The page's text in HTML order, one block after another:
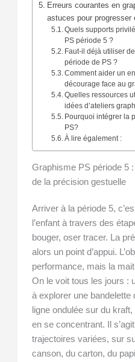
Erreurs courantes en
astuces pour progresser
Quels supports
PS période 5 ?
Faut-il déjà utiliser
période de PS ?
Comment aider un
décourage face au
Quelles ressources
idées d’ateliers
Pourquoi intégrer la
PS?
À lire également :
Graphisme PS période 5
de la précision gestuelle
Arriver à la période 5,
l’enfant à travers des
bouger, oser tracer. La
alors un point d’appui.
performance, mais la
On le voit tous les jours :
à explorer une bandelette
ligne ondulée sur du
en se concentrant. Il
trajectoires variées, sur
canson, du carton, du